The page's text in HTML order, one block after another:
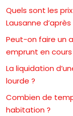
Quels sont les
Lausanne
Peut-on faire un
emprunt en cours
La liquidation
lourde ?
Combien de
habitation ?